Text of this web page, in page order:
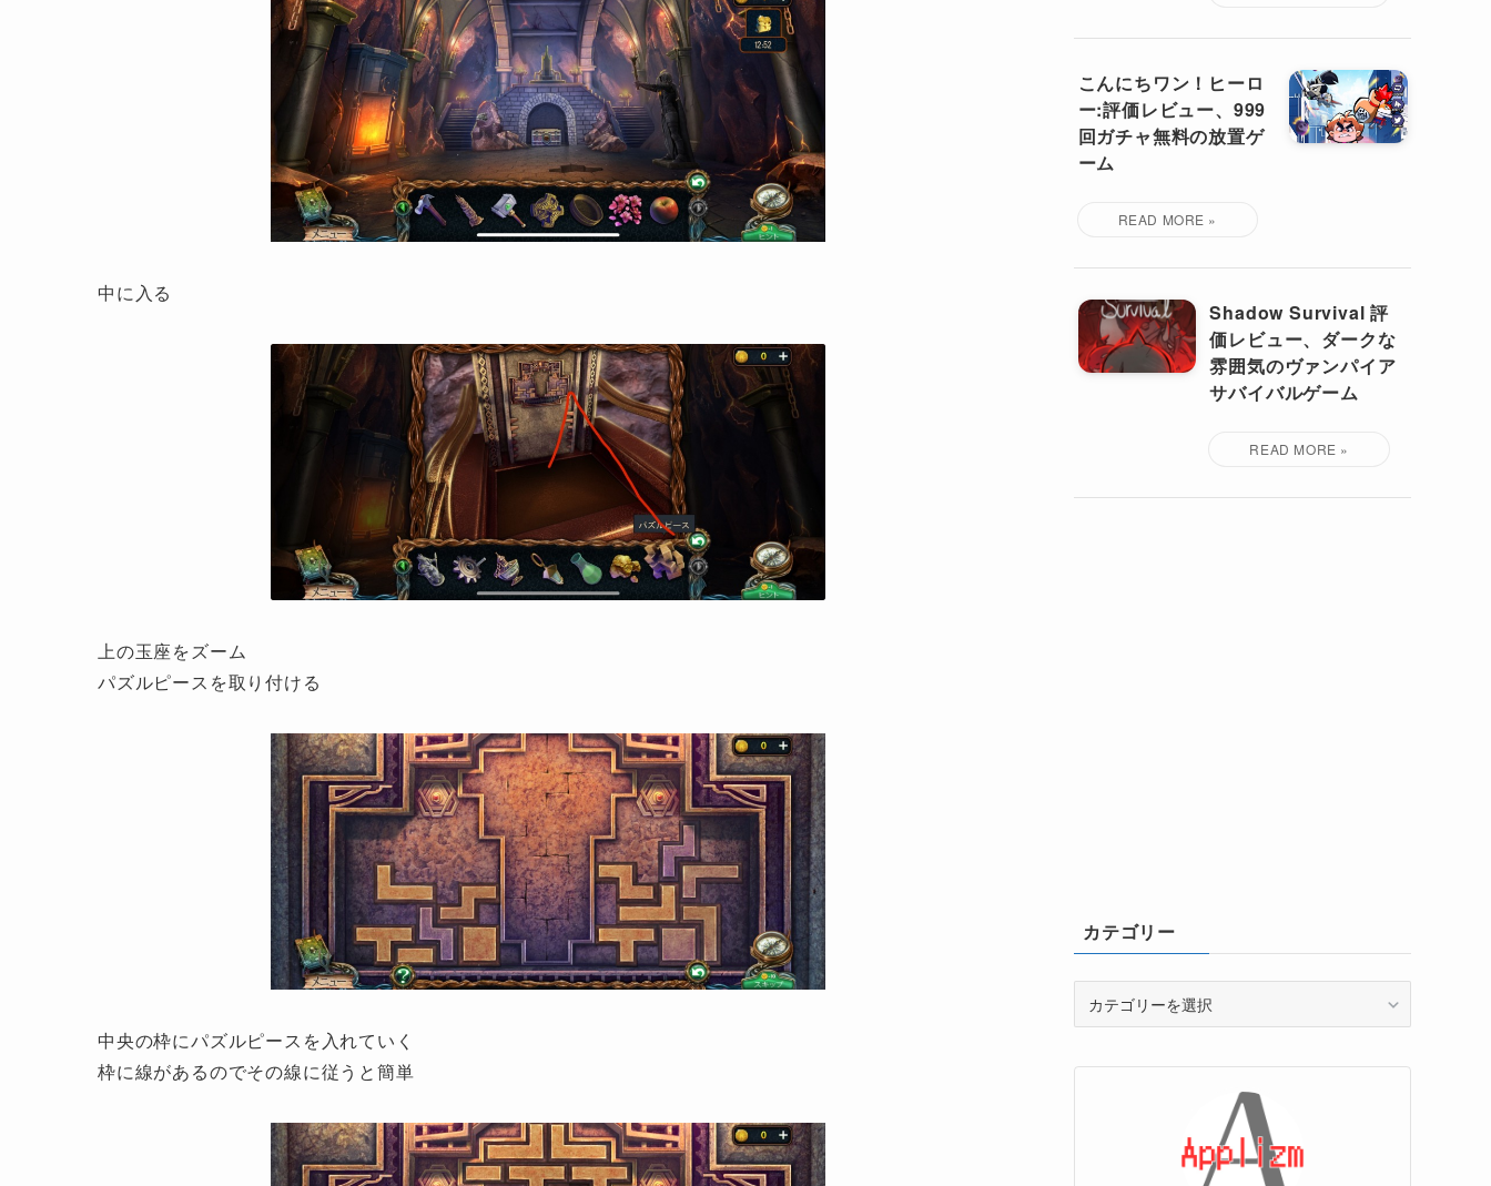
中に入る
上の玉座をズーム
パズルピースを取り付ける
中央の枠にパズルピースを入れていく
枠に線があるのでその線に従うと簡単
こんにちワン！ヒーロ
ー:評価レビュー、999
回ガチャ無料の放置ゲ
ーム
Shadow Survival 評
価レビュー、ダークな
雰囲気のヴァンパイア
サバイバルゲーム
カテゴリー
リ